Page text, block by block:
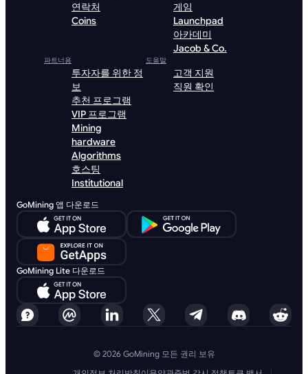
연락처
Coins
게임
Launchpad
아카데미
Jacob & Co.
파트너용
투자자를 위한 정
보
추천 프로그램
VIP 프로그램
Mining
hardware
Algorithms
호스팅
Institutional
도움말
고객 지원
직원 확인
GoMining 앱 다운로드
GoMining Lite 다운로드
© 2026 GoMining 모든 권리 보유